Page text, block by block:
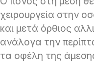
χειρουργεία στην
και μετά όρθιος
ανάλογα την
τα οφέλη της